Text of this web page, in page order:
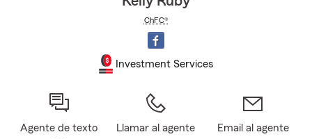
ChFC®
Investment Services
Agente de texto Llamar al agente Email al agente